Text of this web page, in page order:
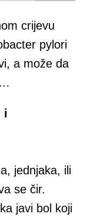
crijevu
pylori
a može da
i
jednjaka, ili
se čir.
javi bol koji